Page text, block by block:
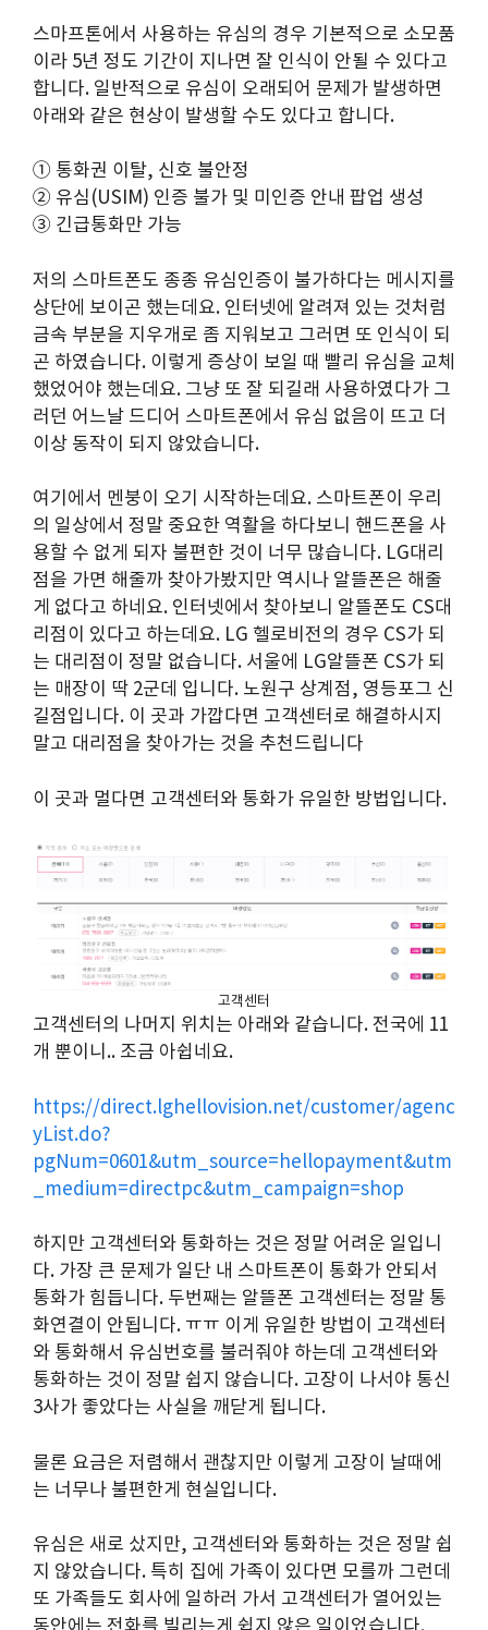
스마프톤에서 사용하는 유심의 경우 기본적으로 소모품
이라 5년 정도 기간이 지나면 잘 인식이 안될 수 있다고
합니다. 일반적으로 유심이 오래되어 문제가 발생하면
아래와 같은 현상이 발생할 수도 있다고 합니다.
① 통화권 이탈, 신호 불안정
② 유심(USIM) 인증 불가 및 미인증 안내 팝업 생성
③ 긴급통화만 가능
저의 스마트폰도 종종 유심인증이 불가하다는 메시지를
상단에 보이곤 했는데요. 인터넷에 알려져 있는 것처럼
금속 부분을 지우개로 좀 지워보고 그러면 또 인식이 되
곤 하였습니다. 이렇게 증상이 보일 때 빨리 유심을 교체
했었어야 했는데요. 그냥 또 잘 되길래 사용하였다가 그
러던 어느날 드디어 스마트폰에서 유심 없음이 뜨고 더
이상 동작이 되지 않았습니다.
여기에서 멘붕이 오기 시작하는데요. 스마트폰이 우리
의 일상에서 정말 중요한 역활을 하다보니 핸드폰을 사
용할 수 없게 되자 불편한 것이 너무 많습니다. LG대리
점을 가면 해줄까 찾아가봤지만 역시나 알뜰폰은 해줄
게 없다고 하네요. 인터넷에서 찾아보니 알뜰폰도 CS대
리점이 있다고 하는데요. LG 헬로비전의 경우 CS가 되
는 대리점이 정말 없습니다. 서울에 LG알뜰폰 CS가 되
는 매장이 딱 2군데 입니다. 노원구 상계점, 영등포그 신
길점입니다. 이 곳과 가깝다면 고객센터로 해결하시지
말고 대리점을 찾아가는 것을 추천드립니다
이 곳과 멀다면 고객센터와 통화가 유일한 방법입니다.
고객센터
고객센터의 나머지 위치는 아래와 같습니다. 전국에 11
개 뿐이니.. 조금 아쉽네요.
https://direct.lghellovision.net/customer/agenc
yList.do?
pgNum=0601&utm_source=hellopayment&utm
_medium=directpc&utm_campaign=shop
하지만 고객센터와 통화하는 것은 정말 어려운 일입니
다. 가장 큰 문제가 일단 내 스마트폰이 통화가 안되서
통화가 힘듭니다. 두번째는 알뜰폰 고객센터는 정말 통
화연결이 안됩니다. ㅠㅠ 이게 유일한 방법이 고객센터
와 통화해서 유심번호를 불러줘야 하는데 고객센터와
통화하는 것이 정말 쉽지 않습니다. 고장이 나서야 통신
3사가 좋았다는 사실을 깨닫게 됩니다.
물론 요금은 저렴해서 괜찮지만 이렇게 고장이 날때에
는 너무나 불편한게 현실입니다.
유심은 새로 샀지만, 고객센터와 통화하는 것은 정말 쉽
지 않았습니다. 특히 집에 가족이 있다면 모를까 그런데
또 가족들도 회사에 일하러 가서 고객센터가 열어있는